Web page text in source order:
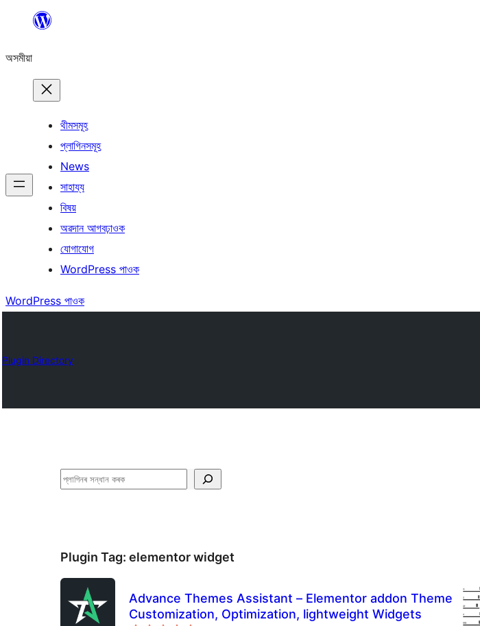
বিষয়বস্তুলৈ
অসমীয়া
থীমসমূহ
প্লাগিনসমূহ
News
সাহায্য
বিষয়
অৱদান আগবঢ়াওক
যোগাযোগ
WordPress পাওক
WordPress পাওক
Plugin Directory
সন্ধান
Plugin Tag: elementor widget
Advance Themes Assistant – Elementor addon Theme
Customization, Optimization, lightweight Widgets